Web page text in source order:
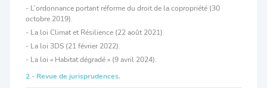
- L’ordonnance portant réforme du droit de la copropriété (30
octobre 2019).
- La loi Climat et Résilience (22 août 2021).
- La loi 3DS (21 février 2022).
- La loi « Habitat dégradé » (9 avril 2024).
2 - Revue de jurisprudences.